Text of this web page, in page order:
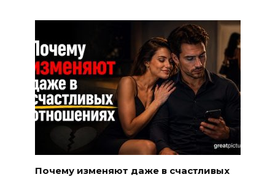
Почему изменяют даже в счастливых